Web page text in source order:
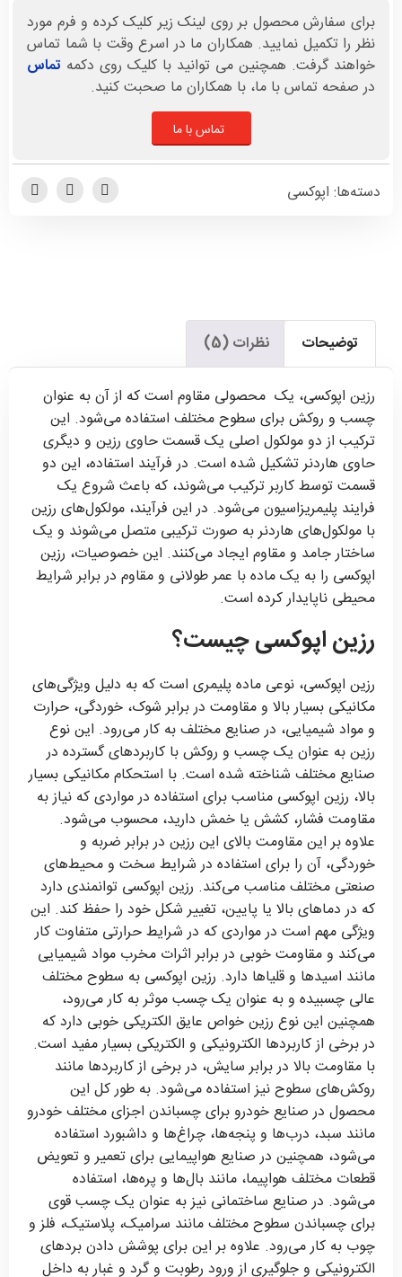
برای سفارش محصول بر روی لینک زیر کلیک کرده و فرم مورد
نظر را تکمیل نمایید. همکاران ما در اسرع وقت با شما تماس
خواهند گرفت. همچنین می توانید با کلیک روی دکمه تماس
در صفحه تماس با ما، با همکاران ما صحبت کنید.
تماس با ما
دسته‌ها: اپوکسی
توضیحات نظرات (5)
رزین اپوکسی، یک محصولی مقاوم است که از آن به عنوان
چسب و روکش برای سطوح مختلف استفاده می‌شود. این
ترکیب از دو مولکول اصلی یک قسمت حاوی رزین و دیگری
حاوی هاردنر تشکیل شده است. در فرآیند استفاده، این دو
قسمت توسط کاربر ترکیب می‌شوند، که باعث شروع یک
فرایند پلیمریزاسیون می‌شود. در این فرآیند، مولکول‌های رزین
با مولکول‌های هاردنر به صورت ترکیبی متصل می‌شوند و یک
ساختار جامد و مقاوم ایجاد می‌کنند. این خصوصیات، رزین
اپوکسی را به یک ماده با عمر طولانی و مقاوم در برابر شرایط
محیطی ناپایدار کرده است.
رزین اپوکسی چیست؟
رزین اپوکسی، نوعی ماده پلیمری است که به دلیل ویژگی‌های
مکانیکی بسیار بالا و مقاومت در برابر شوک، خوردگی، حرارت
و مواد شیمیایی، در صنایع مختلف به کار می‌رود. این نوع
رزین به عنوان یک چسب و روکش با کاربردهای گسترده در
صنایع مختلف شناخته شده است. با استحکام مکانیکی بسیار
بالا، رزین اپوکسی مناسب برای استفاده در مواردی که نیاز به
مقاومت فشار، کشش یا خمش دارید، محسوب می‌شود.
علاوه بر این مقاومت بالای این رزین در برابر ضربه و
خوردگی، آن را برای استفاده در شرایط سخت و محیط‌های
صنعتی مختلف مناسب می‌کند. رزین اپوکسی توانمندی دارد
که در دماهای بالا یا پایین، تغییر شکل خود را حفظ کند. این
ویژگی مهم است در مواردی که در شرایط حرارتی متفاوت کار
می‌کند و مقاومت خوبی در برابر اثرات مخرب مواد شیمیایی
مانند اسیدها و قلیاها دارد. رزین اپوکسی به سطوح مختلف
عالی چسبیده و به عنوان یک چسب موثر به کار می‌رود،
همچنین این نوع رزین خواص عایق الکتریکی خوبی دارد که
در برخی از کاربردها الکترونیکی و الکتریکی بسیار مفید است.
با مقاومت بالا در برابر سایش، در برخی از کاربردها مانند
روکش‌های سطوح نیز استفاده می‌شود. به طور کل این
محصول در صنایع خودرو برای چسباندن اجزای مختلف خودرو
مانند سبد، درب‌ها و پنجه‌ها، چراغ‌ها و داشبورد استفاده
می‌شود، همچنین در صنایع هواپیمایی برای تعمیر و تعویض
قطعات مختلف هواپیما، مانند بال‌ها و پره‌ها، استفاده
می‌شود. در صنایع ساختمانی نیز به عنوان یک چسب قوی
برای چسباندن سطوح مختلف مانند سرامیک، پلاستیک، فلز و
چوب به کار می‌رود. علاوه بر این برای پوشش دادن برد‌های
الکترونیکی و جلوگیری از ورود رطوبت و گرد و غبار به داخل